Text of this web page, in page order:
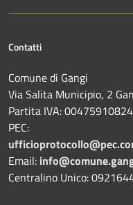
Contatti
Comune di Gangi
Via Salita Municipio, 2
Partita IVA: 00475910824
PEC:
Email:
Centralino Unico: